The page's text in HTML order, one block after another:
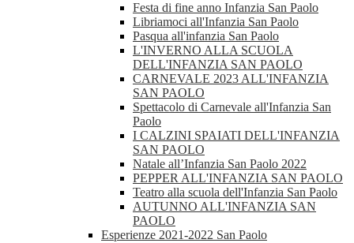
Festa di fine anno Infanzia San Paolo
Libriamoci all'Infanzia San Paolo
Pasqua all'infanzia San Paolo
L'INVERNO ALLA SCUOLA
DELL'INFANZIA SAN PAOLO
CARNEVALE 2023 ALL'INFANZIA
SAN PAOLO
Spettacolo di Carnevale all'Infanzia San
Paolo
I CALZINI SPAIATI DELL'INFANZIA
SAN PAOLO
Natale all’Infanzia San Paolo 2022
PEPPER ALL'INFANZIA SAN PAOLO
Teatro alla scuola dell'Infanzia San Paolo
AUTUNNO ALL'INFANZIA SAN
PAOLO
Esperienze 2021-2022 San Paolo